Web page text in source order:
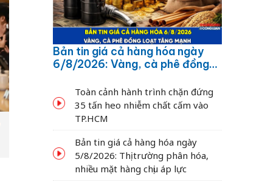
Bản tin giá cả hàng hóa ngày
6/8/2026: Vàng, cà phê đồng
Toàn cảnh hành trình chặn đứng
35 tấn heo nhiễm chất cấm vào
TP.HCM
Bản tin giá cả hàng hóa ngày
5/8/2026: Thị trường phân hóa,
nhiều mặt hàng chịu áp lực